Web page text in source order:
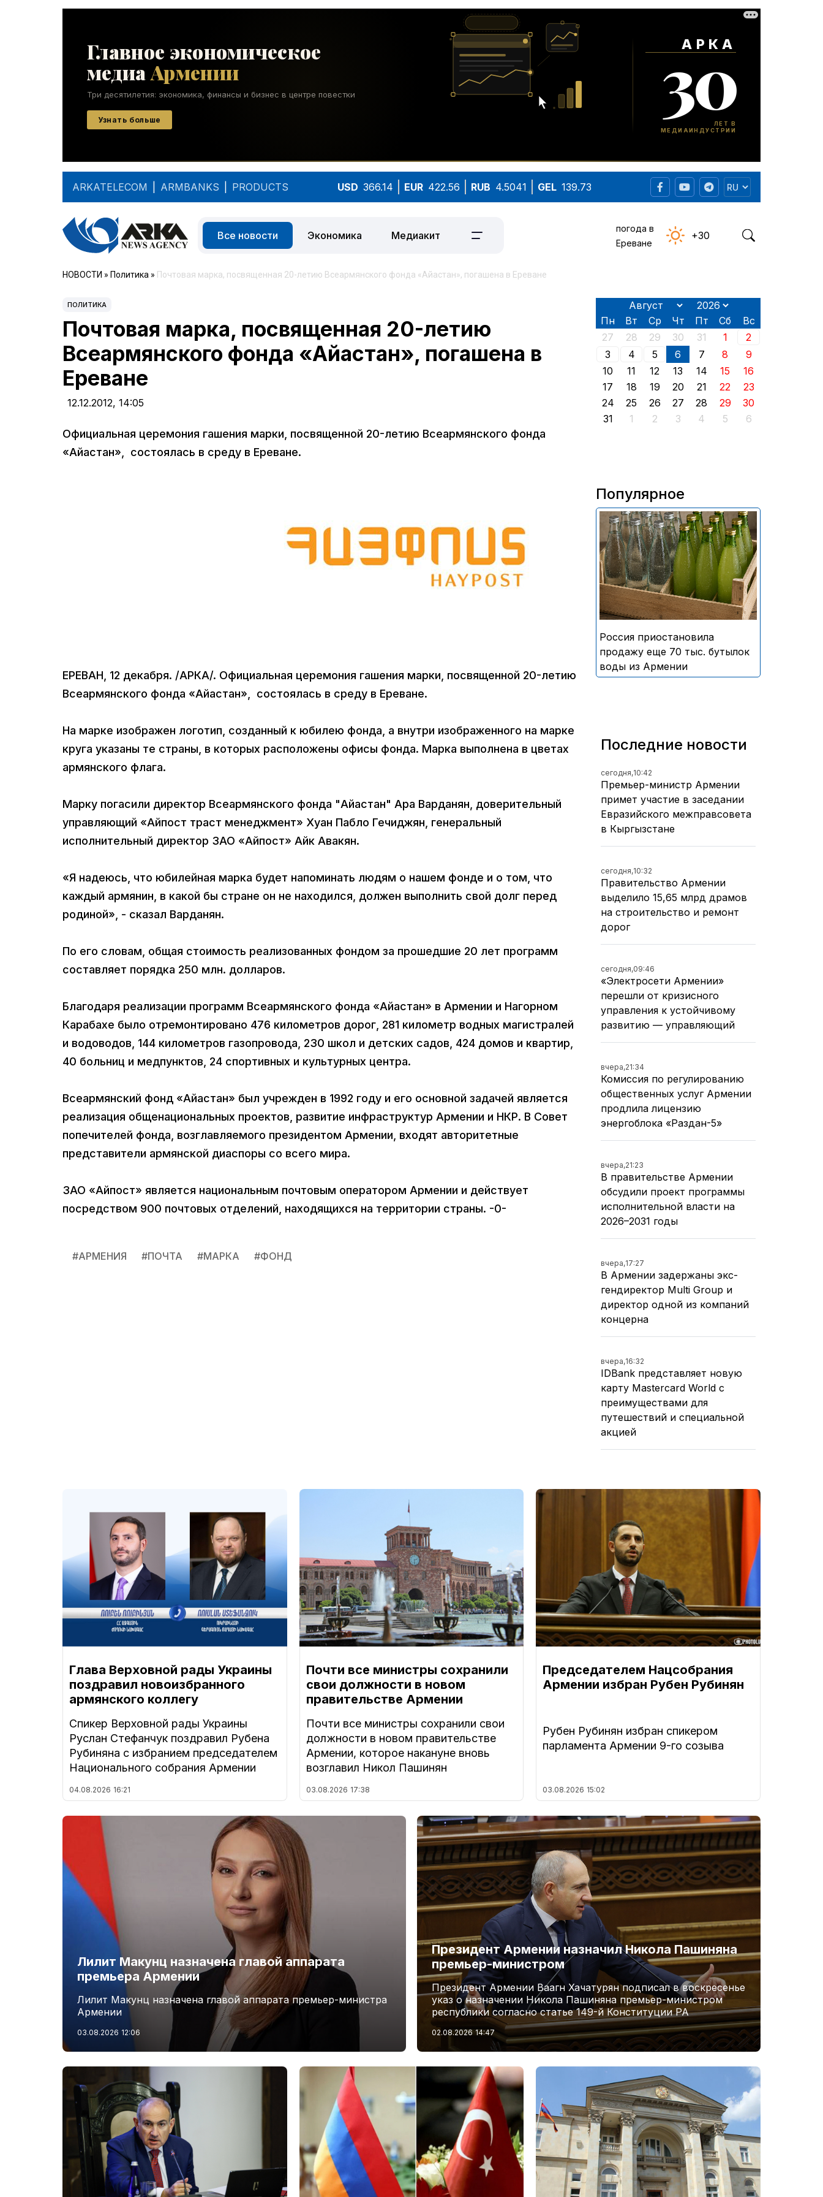
ARKATELECOM ARMBANKS PRODUCTS USD 366.14 EUR 422.56 RUB 4.5041 GEL 139.73
Все новости Экономика Медиакит
погода в
Ереване
+30
НОВОСТИ » Политика » Почтовая марка, посвященная 20-летию Всеармянского фонда «Айастан», погашена в Ереване
ПОЛИТИКА
Почтовая марка, посвященная 20-летию
Всеармянского фонда «Айастан», погашена в
Ереване
12.12.2012, 14:05
Официальная церемония гашения марки, посвященной 20-летию Всеармянского фонда
«Айастан», состоялась в среду в Ереване.
ЕРЕВАН, 12 декабря. /АРКА/. Официальная церемония гашения марки, посвященной 20-летию
Всеармянского фонда «Айастан», состоялась в среду в Ереване.
На марке изображен логотип, созданный к юбилею фонда, а внутри изображенного на марке
круга указаны те страны, в которых расположены офисы фонда. Марка выполнена в цветах
армянского флага.
Марку погасили директор Всеармянского фонда "Айастан" Ара Варданян, доверительный
управляющий «Айпост траст менеджмент» Хуан Пабло Гечиджян, генеральный
исполнительный директор ЗАО «Айпост» Айк Авакян.
«Я надеюсь, что юбилейная марка будет напоминать людям о нашем фонде и о том, что
каждый армянин, в какой бы стране он не находился, должен выполнить свой долг перед
родиной», - сказал Варданян.
По его словам, общая стоимость реализованных фондом за прошедшие 20 лет программ
составляет порядка 250 млн. долларов.
Благодаря реализации программ Всеармянского фонда «Айастан» в Армении и Нагорном
Карабахе было отремонтировано 476 километров дорог, 281 километр водных магистралей
и водоводов, 144 километров газопровода, 230 школ и детских садов, 424 домов и квартир,
40 больниц и медпунктов, 24 спортивных и культурных центра.
Всеармянский фонд «Айастан» был учрежден в 1992 году и его основной задачей является
реализация общенациональных проектов, развитие инфраструктур Армении и НКР. В Совет
попечителей фонда, возглавляемого президентом Армении, входят авторитетные
представители армянской диаспоры со всего мира.
ЗАО «Айпост» является национальным почтовым оператором Армении и действует
посредством 900 почтовых отделений, находящихся на территории страны. -0-
#АРМЕНИЯ #ПОЧТА #МАРКА #ФОНД
Пн Вт Ср Чт Пт Сб
Вс
27
28 29 30 31 1
2
3
4 5 6 7 8
9
10
11 12 13 14 15
16
17
18 19 20 21 22
23
24
25 26 27 28 29
30
31
1 2 3 4 5 6
Популярное
В России приостановили
продажу более 70 тыс.
бутылок питьевой воды и
безалкогольных напитков
армянского производства
Россия приостановила
продажу еще 70 тыс. бутылок
воды из Армении
Последние новости
сегодня,10:42
Премьер-министр Армении
примет участие в заседании
Евразийского межправсовета
в Кыргызстане
сегодня,10:32
Правительство Армении
выделило 15,65 млрд драмов
на строительство и ремонт
дорог
сегодня,09:46
«Электросети Армении»
перешли от кризисного
управления к устойчивому
развитию — управляющий
вчера,21:34
Комиссия по регулированию
общественных услуг Армении
продлила лицензию
энергоблока «Раздан-5»
вчера,21:23
В правительстве Армении
обсудили проект программы
исполнительной власти на
2026–2031 годы
вчера,17:27
В Армении задержаны экс-
гендиректор Multi Group и
директор одной из компаний
концерна
вчера,16:32
IDBank представляет новую
карту Mastercard World с
преимуществами для
путешествий и специальной
акцией
Глава Верховной рады Украины
поздравил новоизбранного
армянского коллегу
Спикер Верховной рады Украины
Руслан Стефанчук поздравил Рубена
Рубиняна с избранием председателем
Национального собрания Армении
04.08.2026 16:21
Почти все министры сохранили
свои должности в новом
правительстве Армении
Почти все министры сохранили свои
должности в новом правительстве
Армении, которое накануне вновь
возглавил Никол Пашинян
03.08.2026 17:38
Председателем Нацсобрания
Армении избран Рубен Рубинян
Рубен Рубинян избран спикером
парламента Армении 9-го созыва
03.08.2026 15:02
Лилит Макунц назначена главой аппарата
премьера Армении
Лилит Макунц назначена главой аппарата премьер-министра
Армении
03.08.2026 12:06
Президент Армении назначил Никола Пашиняна
премьер-министром
Президент Армении Ваагн Хачатурян подписал в воскресенье
указ о назначении Никола Пашиняна премьер-министром
республики согласно статье 149-й Конституции РА
02.08.2026 14:47